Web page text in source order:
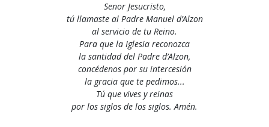
Senor Jesucristo,
tú llamaste al Padre Manuel d’Alzon
al servicio de tu Reino.
Para que la Iglesia reconozca
la santidad del Padre d’Alzon,
concédenos por su intercesión
la gracia que te pedimos...
Tú que vives y reinas
por los siglos de los siglos. Amén.